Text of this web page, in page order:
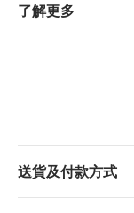
了解更多
送貨及付款方式